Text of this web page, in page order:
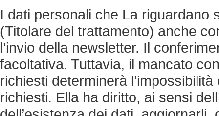
I dati personali che La riguardano
(Titolare del trattamento) anche
l’invio della newsletter. Il
facoltativa. Tuttavia, il mancato
richiesti determinerà
richiesti. Ella ha diritto, ai sensi